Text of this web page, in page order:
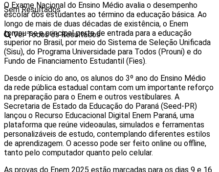
Sem Resultados
Ver Todos os Resultados
O Exame Nacional do Ensino Médio avalia o desempenho
escolar dos estudantes ao término da educação básica. Ao
longo de mais de duas décadas de existência, o Enem
tornou-se a principal porta de entrada para a educação
superior no Brasil, por meio do Sistema de Seleção Unificada
(Sisu), do Programa Universidade para Todos (Prouni) e do
Fundo de Financiamento Estudantil (Fies).
Desde o início do ano, os alunos do 3º ano do Ensino Médio
da rede pública estadual contam com um importante reforço
na preparação para o Enem e outros vestibulares. A
Secretaria de Estado da Educação do Paraná (Seed-PR)
lançou o Recurso Educacional Digital Enem Paraná, uma
plataforma que reúne videoaulas, simulados e ferramentas
personalizáveis de estudo, contemplando diferentes estilos
de aprendizagem. O acesso pode ser feito online ou offline,
tanto pelo computador quanto pelo celular.
As provas do Enem 2025 estão marcadas para os dias 9 e 16